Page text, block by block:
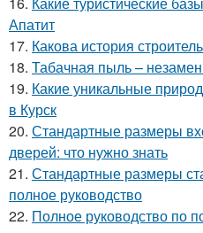
Апатит
17. Какова история
18. Табачная пыль –
19. Какие уникальные
в Курск
20. Стандартные размеры
дверей: что нужно знать
21. Стандартные размеры
полное руководство
22. Полное руководство по